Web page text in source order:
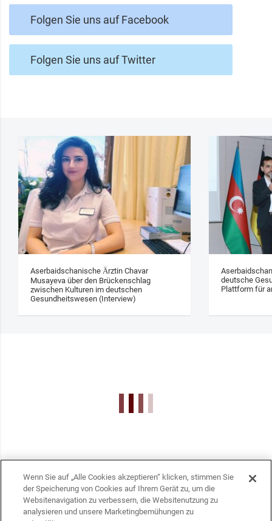
Folgen Sie uns auf Facebook
Folgen Sie uns auf Twitter
Aserbaidschanische Ärztin Chavar
Musayeva über den Brückenschlag
zwischen Kulturen im deutschen
Gesundheitswesen (Interview)
deutsche
Plattform für
Wenn Sie auf „Alle Cookies akzeptieren“ klicken, stimmen Sie
der Speicherung von Cookies auf Ihrem Gerät zu, um die
Websitenavigation zu verbessern, die Websitenutzung zu
analysieren und unsere Marketingbemühungen zu